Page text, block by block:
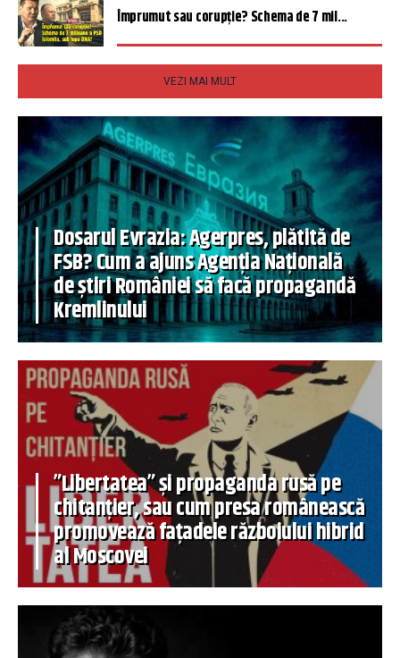
Împrumut sau corupție? Schema de 7 mil...
VEZI MAI MULT
Dosarul Evrazia: Agerpres, plătită de
FSB? Cum a ajuns Agenția Națională
de știri României să facă propagandă
Kremlinului
”Libertatea” și propaganda rusă pe
chitanțier, sau cum presa românească
promovează fațadele războiului hibrid
al Moscovei